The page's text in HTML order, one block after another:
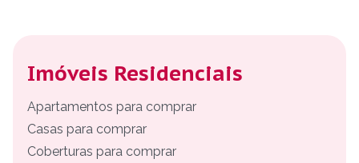
Imóveis Residenciais
Apartamentos para comprar
Casas para comprar
Coberturas para comprar